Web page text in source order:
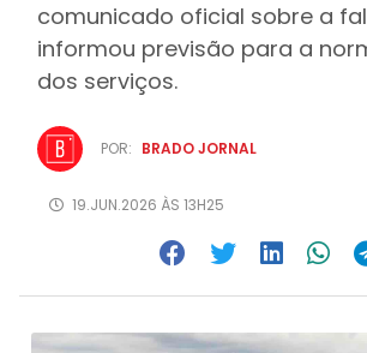
comunicado oficial sobre a
informou previsão para a
dos serviços.
POR: BRADO JORNAL
19.JUN.2026 ÀS 13H25